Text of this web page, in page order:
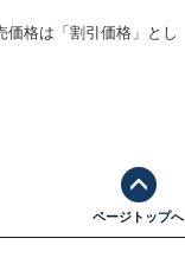
格は「割引価格」とし
ページトップへ